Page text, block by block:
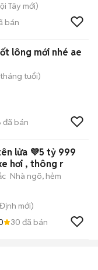
Tây mới)
bán
lông mới nhé ae
tuổi)
đã bán
lửa 💜5 tỷ 999
xe hơi , thông r
Nhà ngõ, hẻm
mới)
30 đã bán